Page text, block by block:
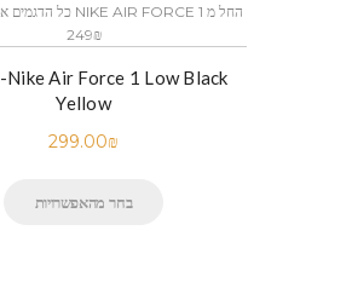
249₪
Yellow
299.00₪
בחר מהאפשרויות